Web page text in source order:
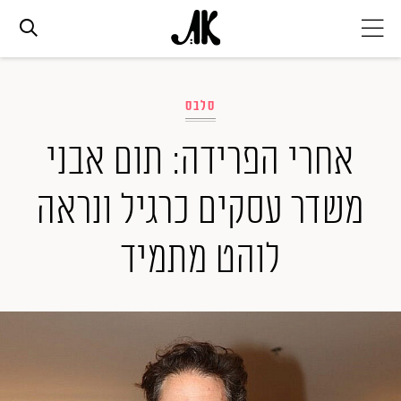
אופנה
ביוטי
סלבס
ערוצים נוספים
המגזין
סלבס
אחרי הפרידה: תום אבני
משדר עסקים כרגיל ונראה
לוהט מתמיד